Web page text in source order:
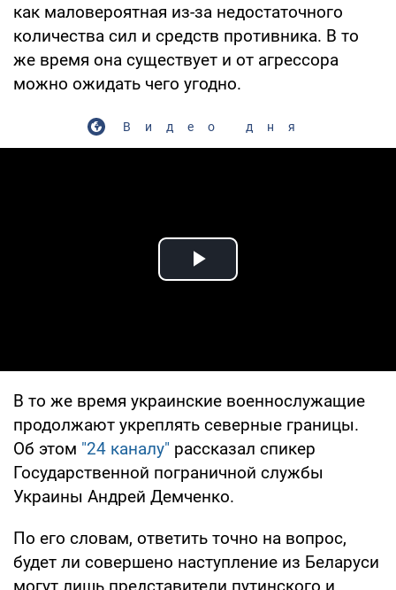
как маловероятная из-за недостаточного
количества сил и средств противника. В то
же время она существует и от агрессора
можно ожидать чего угодно.
Видео дня
Play Video
В то же время украинские военнослужащие
продолжают укреплять северные границы.
Об этом "24 каналу" рассказал спикер
Государственной пограничной службы
Украины Андрей Демченко.
По его словам, ответить точно на вопрос,
будет ли совершено наступление из Беларуси
могут лишь представители путинского и